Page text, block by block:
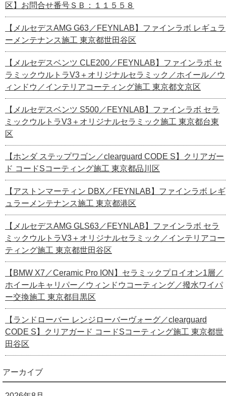
区】お問合せ番号ＳＢ：１１５５８
【メルセデスAMG G63／FEYNLAB】ファインラボ レギュラ
ーメンテナンス施工 東京都世田谷区
【メルセデスベンツ CLE200／FEYNLAB】ファインラボ セ
ラミックウルトラV3＋オリジナルセラミック／ホイール／ウ
ィンドウ／インテリアコーティング施工 東京都文京区
【メルセデスベンツ S500／FEYNLAB】ファインラボ セラ
ミックウルトラV3＋オリジナルセラミック施工 東京都台東
区
【ホンダ ステップワゴン／clearguard CODE S】クリアガー
ド コードSコーティング施工 東京都品川区
【アストンマーティン DBX／FEYNLAB】ファインラボ レギ
ュラーメンテナンス施工 東京都港区
【メルセデスAMG GLS63／FEYNLAB】ファインラボ セラ
ミックウルトラV3＋オリジナルセラミック／インテリアコー
ティング施工 東京都世田谷区
【BMW X7／Ceramic Pro ION】セラミックプロイオン1層／
ホイールキャリパー／ウィンドウコーティング／撥水ワイパ
ー交換施工 東京都目黒区
【ランドローバー レンジローバーヴォーグ／clearguard
CODE S】クリアガード コードSコーティング施工 東京都世
田谷区
アーカイブ